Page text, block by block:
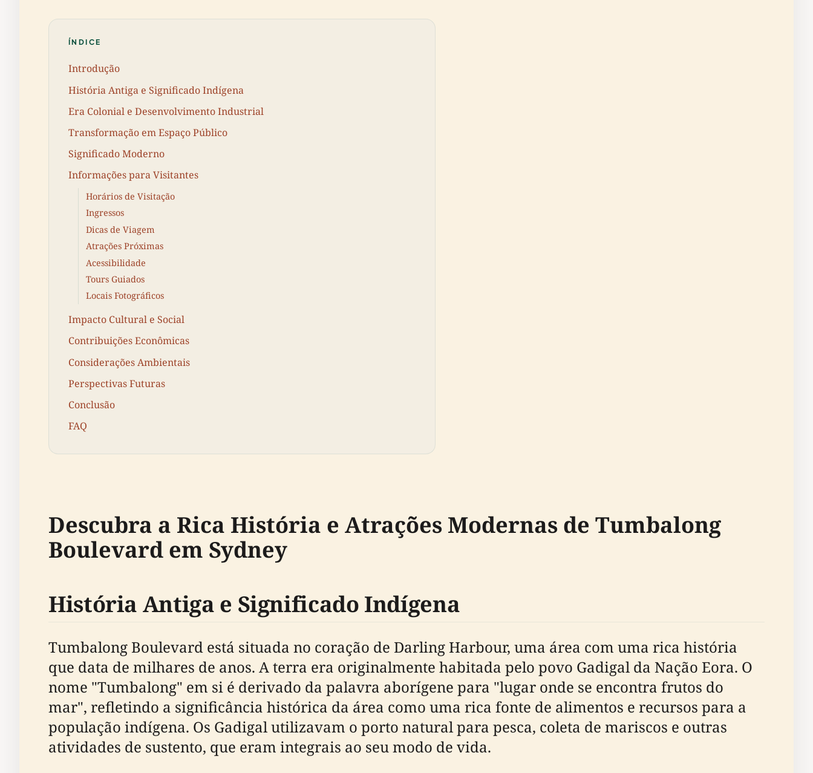
ÍNDICE
Introdução
História Antiga e Significado Indígena
Era Colonial e Desenvolvimento Industrial
Transformação em Espaço Público
Significado Moderno
Informações para Visitantes
Horários de Visitação
Ingressos
Dicas de Viagem
Atrações Próximas
Acessibilidade
Tours Guiados
Locais Fotográficos
Impacto Cultural e Social
Contribuições Econômicas
Considerações Ambientais
Perspectivas Futuras
Conclusão
FAQ
Descubra a Rica História e Atrações Modernas de Tumbalong
Boulevard em Sydney
História Antiga e Significado Indígena
Tumbalong Boulevard está situada no coração de Darling Harbour, uma área com uma rica história
que data de milhares de anos. A terra era originalmente habitada pelo povo Gadigal da Nação Eora. O
nome "Tumbalong" em si é derivado da palavra aborígene para "lugar onde se encontra frutos do
mar", refletindo a significância histórica da área como uma rica fonte de alimentos e recursos para a
população indígena. Os Gadigal utilizavam o porto natural para pesca, coleta de mariscos e outras
atividades de sustento, que eram integrais ao seu modo de vida.